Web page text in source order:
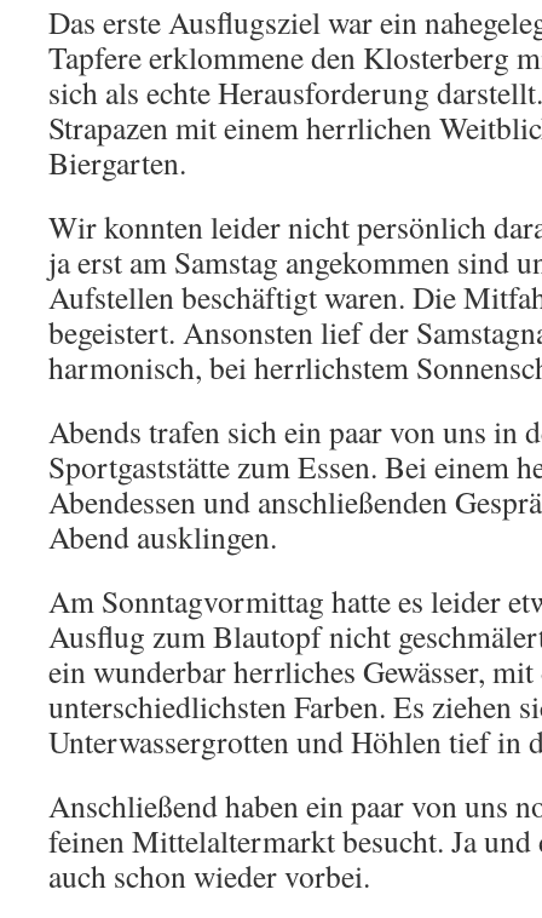
Das erste Ausflugsziel war ein
Tapfere erklommene den Klosterberg
sich als echte Herausforderung
Strapazen mit einem herrlichen
Biergarten.
Wir konnten leider nicht persönlich
ja erst am Samstag angekommen sind
Aufstellen beschäftigt waren. Die
begeistert. Ansonsten lief der
harmonisch, bei herrlichstem
Abends trafen sich ein paar von uns in
Sportgaststätte zum Essen. Bei einem
Abendessen und anschließenden
Abend ausklingen.
Am Sonntagvormittag hatte es leider
Ausflug zum Blautopf nicht
ein wunderbar herrliches Gewässer, mit
unterschiedlichsten Farben. Es ziehen
Unterwassergrotten und Höhlen tief in
Anschließend haben ein paar von uns
feinen Mittelaltermarkt besucht. Ja und
auch schon wieder vorbei.